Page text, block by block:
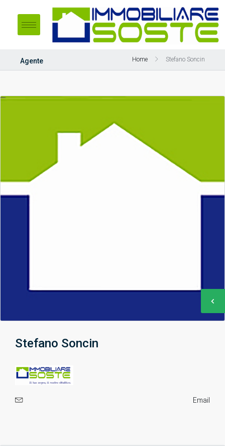
Agente Home Stefano Soncin
Stefano Soncin
Email